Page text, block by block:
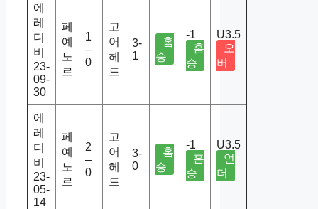
에
레
디
비
23-
09-
30
페
예
노
르
1
–
0
고
어
헤
드
3-
1
홈
승
-1
홈
승
U3.5
오
버
에
레
디
비
23-
05-
14
페
예
노
르
2
–
0
고
어
헤
드
3-
0
홈
승
-1
홈
승
U3.5
언
더